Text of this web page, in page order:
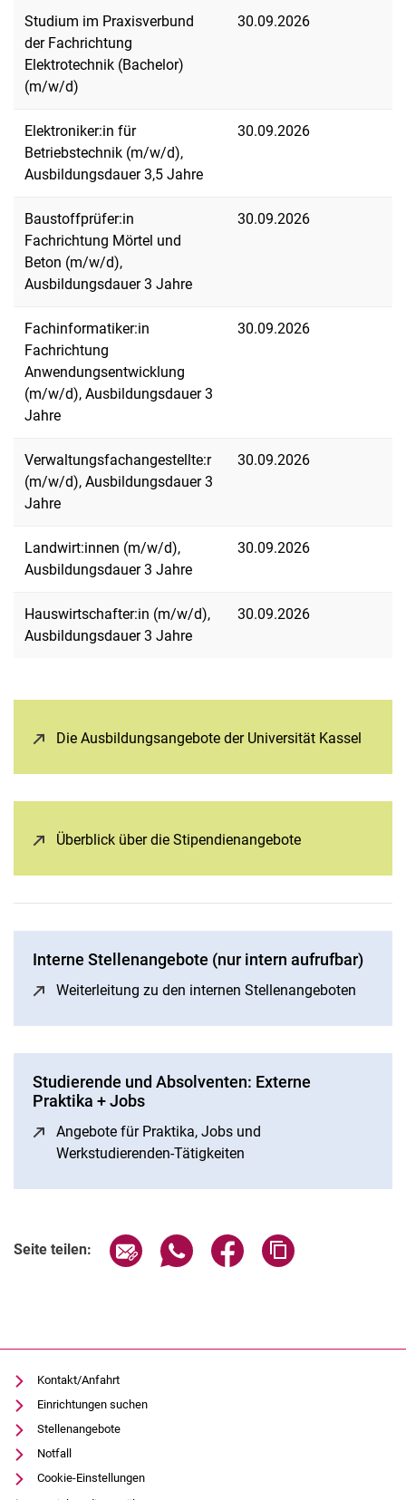
Studium im Praxisverbund
der Fachrichtung
Elektrotechnik (Bachelor)
(m/w/d)
30.09.2026
Elektroniker:in für
Betriebstechnik (m/w/d),
Ausbildungsdauer 3,5 Jahre
30.09.2026
Baustoffprüfer:in
Fachrichtung Mörtel und
Beton (m/w/d),
Ausbildungsdauer 3 Jahre
30.09.2026
Fachinformatiker:in
Fachrichtung
Anwendungsentwicklung
(m/w/d), Ausbildungsdauer 3
Jahre
30.09.2026
Verwaltungsfachangestellte:r
(m/w/d), Ausbildungsdauer 3
Jahre
30.09.2026
Landwirt:innen (m/w/d),
Ausbildungsdauer 3 Jahre
30.09.2026
Hauswirtschafter:in (m/w/d),
Ausbildungsdauer 3 Jahre
30.09.2026
Die Ausbildungsangebote der Universität Kassel
Überblick über die Stipendienangebote
In­ter­ne Stel­len­an­ge­bo­te (nur in­tern auf­ruf­bar)
Weiterleitung zu den internen Stellenangeboten
Studierende und Absolventen: Externe
Praktika + Jobs
Angebote für Praktika, Jobs und
Werkstudierenden-Tätigkeiten
Seite teilen: Seite über E-Mail teilen
Seite über WhatsApp teilen
Seite über Facebook
Kontakt/Anfahrt
Einrichtungen suchen
Stellenangebote
Notfall
Cookie-Einstellungen